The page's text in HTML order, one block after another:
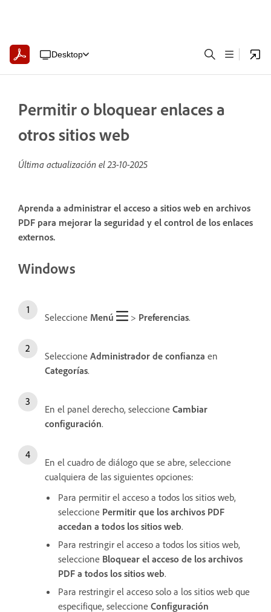
Desktop
Permitir o bloquear enlaces a
otros sitios web
Última actualización el23-10-2025
Aprenda a administrar el acceso a sitios web en archivos
PDF para mejorar la seguridad y el control de los enlaces
externos.
Windows
Seleccione Menú > Preferencias.
Seleccione Administrador de confianza en
Categorías.
En el panel derecho, seleccione Cambiar
configuración.
En el cuadro de diálogo que se abre, seleccione
cualquiera de las siguientes opciones:
Para permitir el acceso a todos los sitios web,
seleccione Permitir que los archivos PDF
accedan a todos los sitios web.
Para restringir el acceso a todos los sitios web,
seleccione Bloquear el acceso de los archivos
PDF a todos los sitios web.
Para restringir el acceso solo a los sitios web que
especifique, seleccione Configuración